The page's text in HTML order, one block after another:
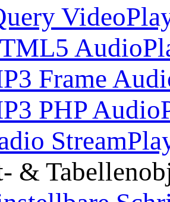
Frame
PHP
&